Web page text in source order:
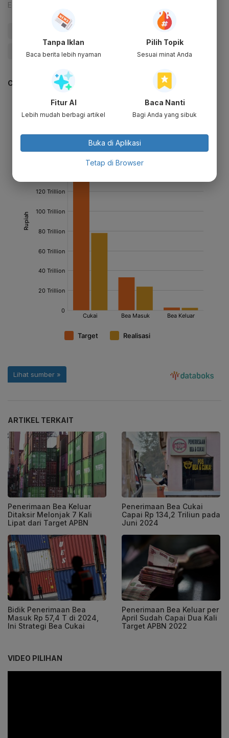
Editor:
#Penerimaan Negara
#Kementerian
CEK JUGA DATA INI
ARTIKEL TERKAIT
Penerimaan Bea Keluar
Ditaksir Melonjak 7 Kali
Lipat dari Target APBN
Penerimaan Bea Cukai
Capai Rp 134,2 Triliun pada
Juni 2024
Bidik Penerimaan Bea
Masuk Rp 57,4 T di 2024,
Ini Strategi Bea Cukai
Penerimaan Bea Keluar per
April Sudah Capai Dua Kali
Target APBN 2022
VIDEO PILIHAN
Tanpa Iklan
Baca berita lebih nyaman
Pilih Topik
Sesuai minat Anda
Fitur AI
Lebih mudah berbagi artikel
Baca Nanti
Bagi Anda yang sibuk
Buka di Aplikasi
Tetap di Browser